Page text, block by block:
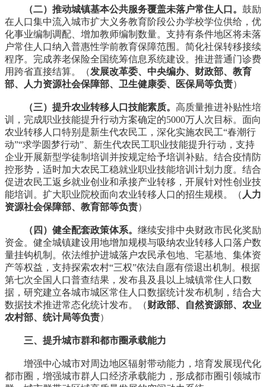
（二）推动城镇基本公共服务覆盖未落户常住人口。 鼓励
在人口集中流入城市扩大义务教育阶段公办学校学位供给，优
化事业编制调配、增加教师编制数量。支持有条件地区将未落
户常住人口纳入普惠性学前教育保障范围。简化社保转移接续
程序。完成养老保险全国统筹信息系统建设。推进普通门诊费
用跨省直接结算。（发展改革委、中央编办、财政部、教育
部、人力资源社会保障部、卫生健康委、医保局等负责）
（三）提升农业转移人口技能素质。 高质量推进补贴性培
训，完成职业技能提升行动方案确定的5000万人次目标。面向
农业转移人口特别是新生代农民工，深化实施农民工“春潮行
动”“求学圆梦行动”、新生代农民工职业技能提升行动，支持
企业开展新型学徒制培训并按规定给予培训补贴。结合疫情防
控形势，适时加大农民工稳就业职业技能培训计划力度。结合
促进农民工返乡就业创业和承接产业转移，开展针对性创业技
能培训。扩大职业院校面向农业转移人口的招生规模。（ 人力
资源社会保障部、教育部等负责）
（四）健全配套政策体系。 继续安排中央财政市民化奖励
资金。健全城镇建设用地增加规模与吸纳农业转移人口落户数
量挂钩机制。依法维护进城落户农民承包地、宅基地、集体资
产等权益，支持探索农村“三权”依法自愿有偿退出机制。根据
第七次全国人口普查结果，发布县及县以上城镇常住人口数
据，研究建立各城市城区常住人口数据统计发布机制，结合大
数据技术推进常态化统计发布。（财政部、自然资源部、农业
农村部、统计局等负责）
三、提升城市群和都市圈承载能力
增强中心城市对周边地区辐射带动能力，培育发展现代化
都市圈，增强城市群人口经济承载能力，形成都市圈引领城市